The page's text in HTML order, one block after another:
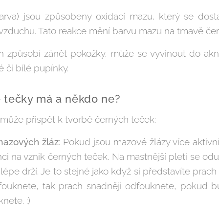
jsou způsobeny oxidací mazu, který se
Tato reakce mění barvu mazu na tmavě
způsobí zánět pokožky, může se vyvinout do
či bílé pupínky.
má a někdo ne?
přispět k tvorbě černých teček:
žláz: Pokud jsou mazové žlázy více
na vznik černých teček. Na mastnější pleti se
drží. Je to stejné jako když si představíte
tak prach snadněji odfouknete, pokud
:)